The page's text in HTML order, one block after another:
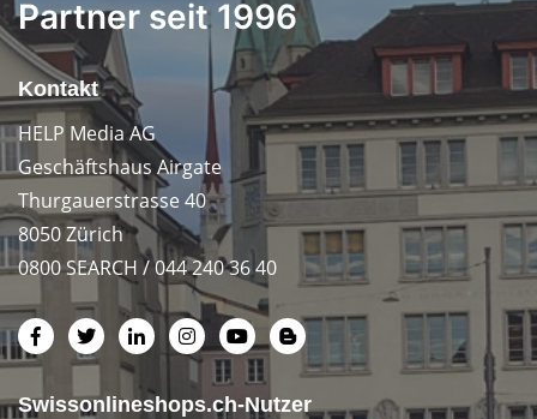
Partner seit 1996
Kontakt
HELP Media AG
Geschäftshaus Airgate
Thurgauerstrasse 40
8050 Zürich
0800 SEARCH / 044 240 36 40
Swissonlineshops.ch-Nutzer